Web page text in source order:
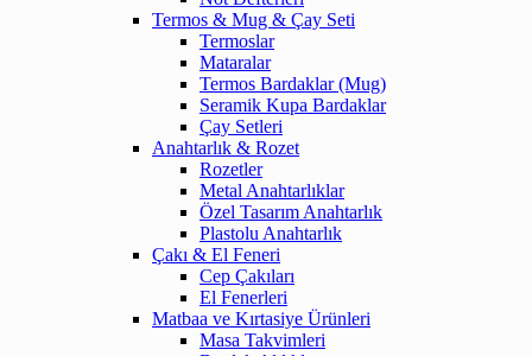
Termos & Mug & Çay Seti
Termoslar
Mataralar
Termos Bardaklar (Mug)
Seramik Kupa Bardaklar
Çay Setleri
Anahtarlık & Rozet
Rozetler
Metal Anahtarlıklar
Özel Tasarım Anahtarlık
Plastolu Anahtarlık
Çakı & El Feneri
Cep Çakıları
El Fenerleri
Matbaa ve Kırtasiye Ürünleri
Masa Takvimleri